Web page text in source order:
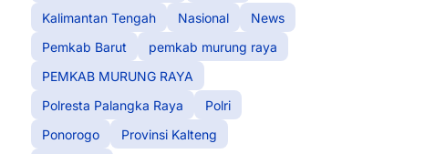
Kalimantan Tengah
Nasional
News
Pemkab Barut
pemkab murung raya
PEMKAB MURUNG RAYA
Polresta Palangka Raya
Polri
Ponorogo
Provinsi Kalteng